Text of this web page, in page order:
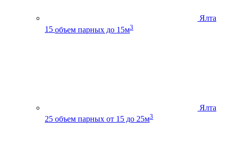
Ялта
15 объем парных до 15м3
Ялта
25 объем парных от 15 до 25м3